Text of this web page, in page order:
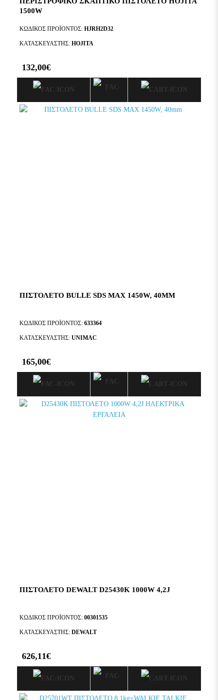
1500W
ΚΩΔΙΚΌΣ ΠΡΟΪΌΝΤΟΣ: HJRH2D32
ΚΑΤΑΣΚΕΥΑΣΤΉΣ: HOJITA
132,00€
ΠΙΣΤΟΛΕΤΟ BULLE SDS MAX 1450W, 40MM
ΚΩΔΙΚΌΣ ΠΡΟΪΌΝΤΟΣ: 633364
ΚΑΤΑΣΚΕΥΑΣΤΉΣ: UNIMAC
165,00€
ΠΙΣΤΟΛΕΤΟ DEWALT D25430K 1000W 4,2J
ΚΩΔΙΚΌΣ ΠΡΟΪΌΝΤΟΣ: 00301535
ΚΑΤΑΣΚΕΥΑΣΤΉΣ: DEWALT
626,11€